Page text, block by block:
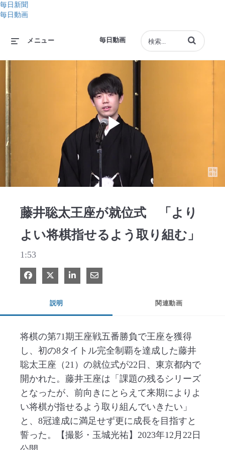
毎日新聞
毎日動画
毎日動画
メニュー 動画の検索語句
Play
藤井聡太王座が就位式 「より
よい将棋指せるよう取り組む」
1:53
Facebook で共有
Xで共有する
LinkedIn で共有
電子メールで共有
説明 関連動画
将棋の第71期王座戦五番勝負で王座を獲得
し、初の8タイトル完全制覇を達成した藤井
聡太王座（21）の就位式が22日、東京都内で
開かれた。藤井王座は「課題の残るシリーズ
となったが、前向きにとらえて来期によりよ
い将棋が指せるよう取り組んでいきたい」
と、8冠達成に満足せず更に成長を目指すと
誓った。【撮影・玉城光祐】2023年12月22日